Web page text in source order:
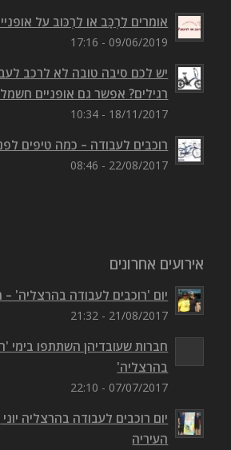
אומרים לִרְכַּב או לִרְכּוב על
09/06/2019 - 17:16
יש לכם סיבה טובה לא לרכב
רגילים? אפשר גם אופניים
18/11/2017 - 10:34
רוכבים לעבודה – כמה טיפים
22/08/2017 - 08:46
אירועים אחרונים
יום 'רוכבים לעבודה בהרצליה' – מאי
21/08/2017 - 21:32
חברות שעובדיהן השתתפו בימי
בהרצליה'
07/07/2017 - 22:10
העיריה